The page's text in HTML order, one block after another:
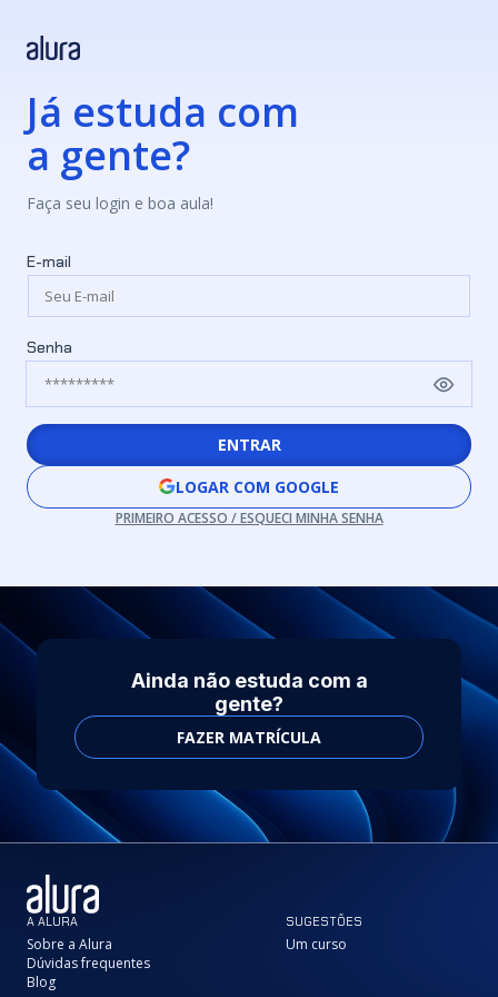
Já estuda com
a gente?
Faça seu login e boa aula!
E-mail
Senha
ENTRAR
LOGAR COM GOOGLE
PRIMEIRO ACESSO / ESQUECI MINHA SENHA
Ainda não estuda com a
gente?
FAZER MATRÍCULA
A ALURA
Sobre a Alura
Dúvidas frequentes
Blog
SUGESTÕES
Um curso